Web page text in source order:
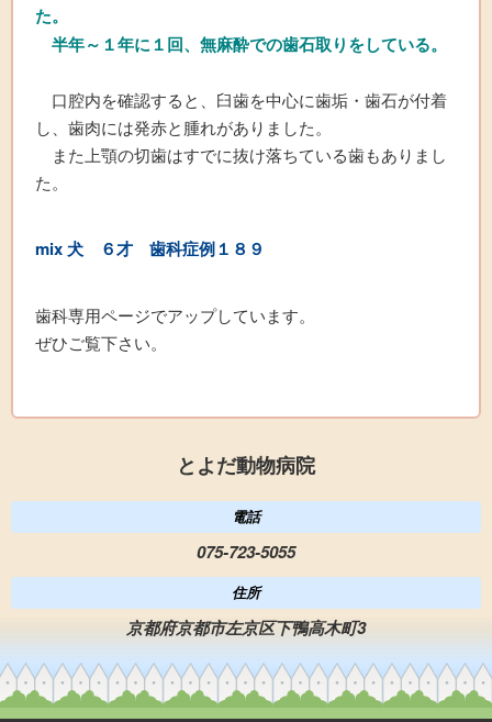
た。
半年～１年に１回、無麻酔での歯石取りをしている。
口腔内を確認すると、臼歯を中心に歯垢・歯石が付着
し、歯肉には発赤と腫れがありました。
また上顎の切歯はすでに抜け落ちている歯もありまし
た。
mix 犬 ６才 歯科症例１８ ９
歯科専用ページでアップしています。
ぜひご覧下さい。
とよだ動物病院
電話
075-723-5055
住所
京都府京都市左京区下鴨高木町3